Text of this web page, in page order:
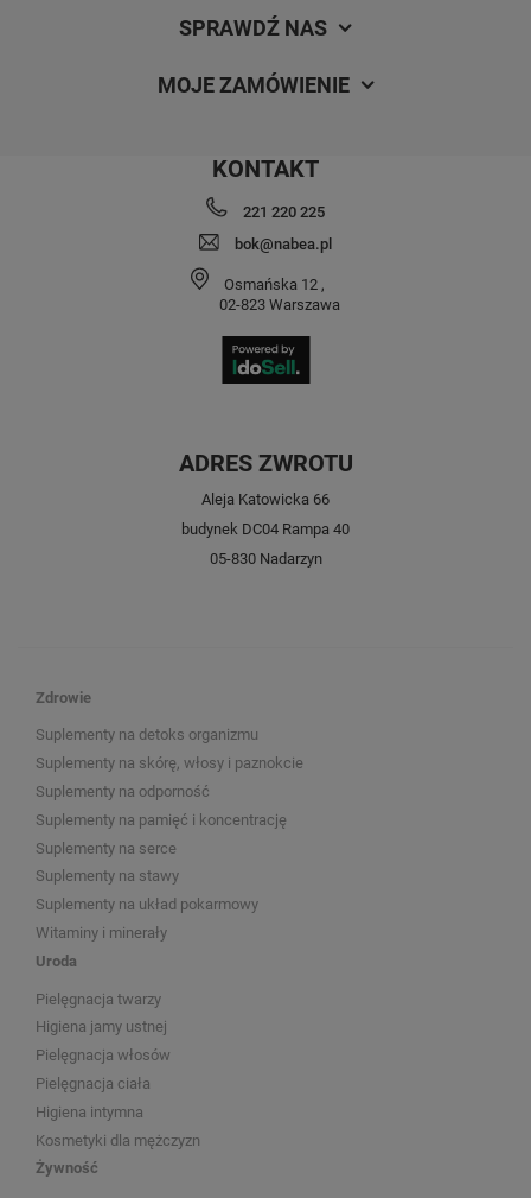
SPRAWDŹ NAS
MOJE ZAMÓWIENIE
KONTAKT
221 220 225
bok@nabea.pl
Osmańska 12 ,
02-823 Warszawa
ADRES ZWROTU
Aleja Katowicka 66
budynek DC04 Rampa 40
05-830 Nadarzyn
Zdrowie
Suplementy na detoks organizmu
Suplementy na skórę, włosy i paznokcie
Suplementy na odporność
Suplementy na pamięć i koncentrację
Suplementy na serce
Suplementy na stawy
Suplementy na układ pokarmowy
Witaminy i minerały
Uroda
Pielęgnacja twarzy
Higiena jamy ustnej
Pielęgnacja włosów
Pielęgnacja ciała
Higiena intymna
Kosmetyki dla mężczyzn
Żywność